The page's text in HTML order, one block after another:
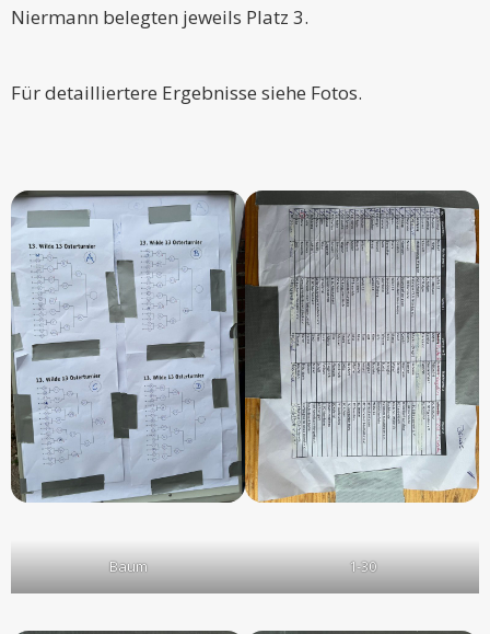
Niermann belegten jeweils Platz 3.
Für detailliertere Ergebnisse siehe Fotos.
Baum 1-30